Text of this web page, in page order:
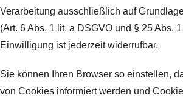
Verarbeitung ausschließlich auf
(Art. 6 Abs. 1 lit. a DSGVO und § 25 Abs.
Einwilligung ist jederzeit widerrufbar.
Sie können Ihren Browser so einstellen,
von Cookies informiert werden und